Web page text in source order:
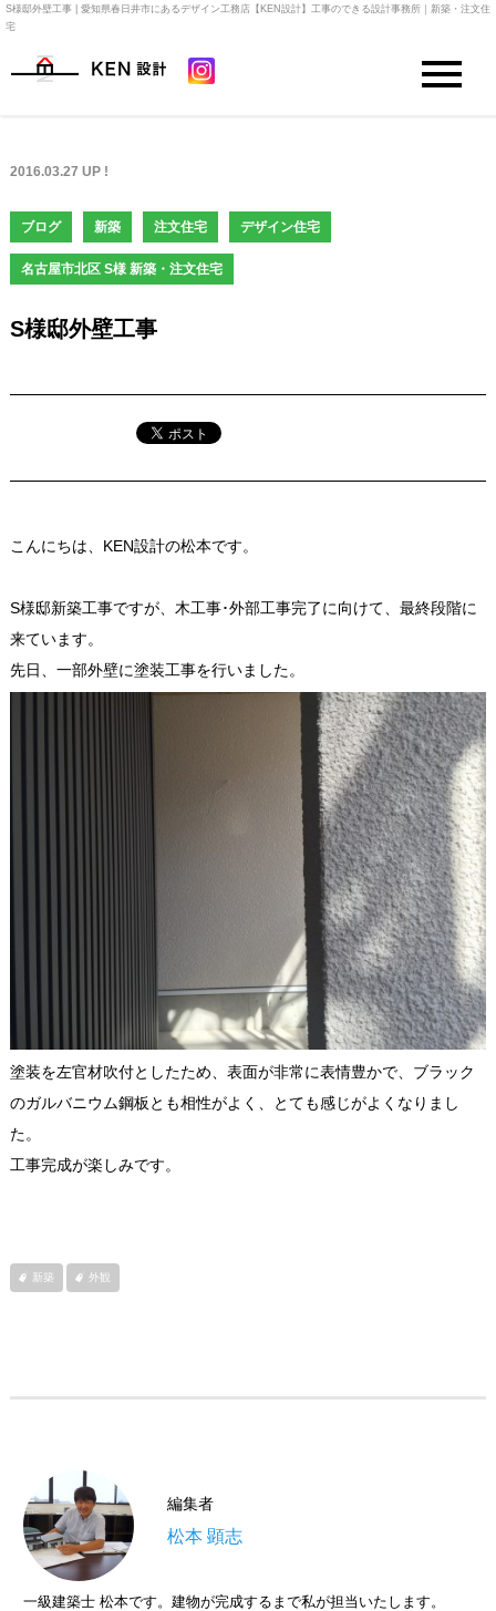
S様邸外壁工事 | 愛知県春日井市にあるデザイン工務店【KEN設計】工事のできる設計事務所｜新築・注文住
宅
2016.03.27 UP !
ブログ 新築 注文住宅 デザイン住宅
名古屋市北区 S様 新築・注文住宅
S様邸外壁工事
こんにちは、KEN設計の松本です。
S様邸新築工事ですが、木工事･外部工事完了に向けて、最終段階に
来ています。
先日、一部外壁に塗装工事を行いました。
塗装を左官材吹付としたため、表面が非常に表情豊かで、ブラック
のガルバニウム鋼板とも相性がよく、とても感じがよくなりまし
た。
工事完成が楽しみです。
新築 外観
編集者
松本 顕志
一級建築士 松本です。建物が完成するまで私が担当いたします。